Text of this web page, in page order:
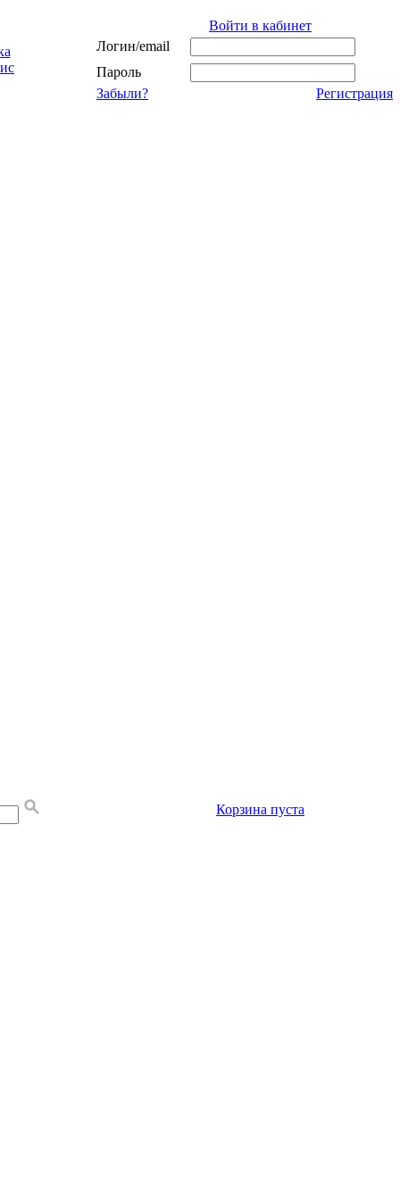
Войти в кабинет
Логин/email
Пароль
Забыли?
Регистрация
Корзина пуста